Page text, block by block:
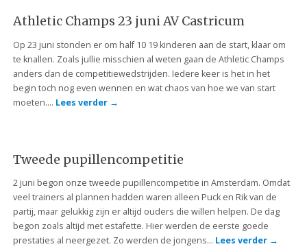
Athletic Champs 23 juni AV Castricum
Op 23 juni stonden er om half 10 19 kinderen aan de start, klaar om
te knallen. Zoals jullie misschien al weten gaan de Athletic Champs
anders dan de competitiewedstrijden. Iedere keer is het in het
begin toch nog even wennen en wat chaos van hoe we van start
moeten…. Lees verder →
Tweede pupillencompetitie
2 juni begon onze tweede pupillencompetitie in Amsterdam. Omdat
veel trainers al plannen hadden waren alleen Puck en Rik van de
partij, maar gelukkig zijn er altijd ouders die willen helpen. De dag
begon zoals altijd met estafette. Hier werden de eerste goede
prestaties al neergezet. Zo werden de jongens… Lees verder →